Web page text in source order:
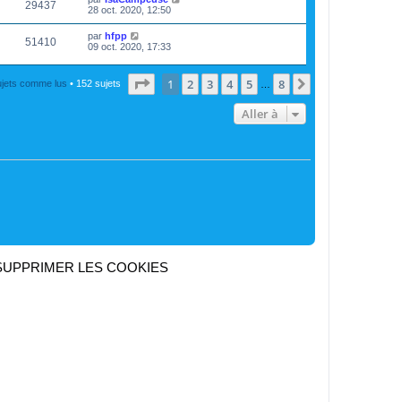
29437
28 oct. 2020, 12:50
51410 par hfpp
09 oct. 2020, 17:33
comme lus • 152 sujets Page sur8
1 2 3 4 5 8
Aller à
LES COOKIES